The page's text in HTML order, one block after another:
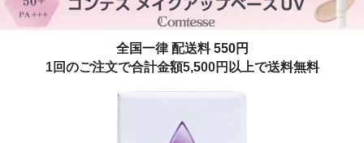
全国一律 配送料 550円
1回のご注文で合計金額5,500円以上で送料無料